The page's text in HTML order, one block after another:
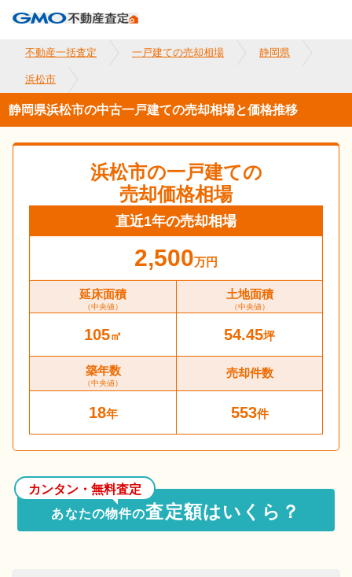
不動産一括査定 一戸建ての売却相場 静岡県
浜松市
静岡県浜松市の中古一戸建ての売却相場と価格推移
浜松市の一戸建ての
売却価格相場
直近1年の売却相場
2,500万円
延床面積
（中央値）
土地面積
（中央値）
105㎡ 54.45坪
築年数
（中央値）
売却件数
18年 553件
カンタン・無料査定
あなたの物件の査定額はいくら？